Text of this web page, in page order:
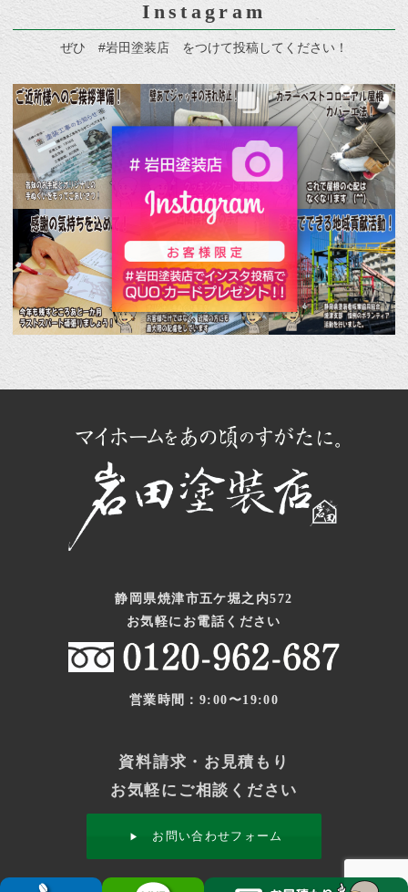
Instagram
ぜひ #岩田塗装店 をつけて投稿してください！
静岡県焼津市五ケ堀之内572
お気軽にお電話ください
営業時間：9:00〜19:00
資料請求・お見積もり
お気軽にご相談ください
お問い合わせフォーム